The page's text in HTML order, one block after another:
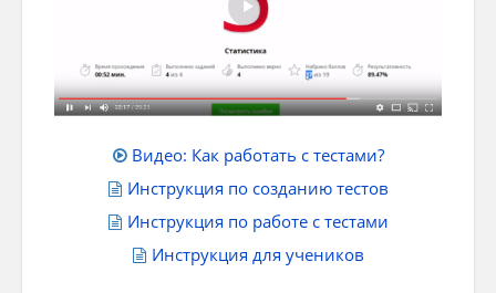
Видео: Как работать с тестами?
Инструкция по созданию тестов
Инструкция по работе с тестами
Инструкция для учеников